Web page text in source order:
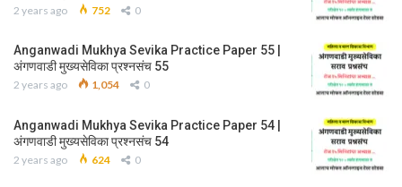
2 years ago 752 0
Anganwadi Mukhya Sevika Practice Paper 55 |
अंगणवाडी मुख्यसेविका प्रश्नसंच 55
2 years ago 1,054 0
Anganwadi Mukhya Sevika Practice Paper 54 |
अंगणवाडी मुख्यसेविका प्रश्नसंच 54
2 years ago 624 0